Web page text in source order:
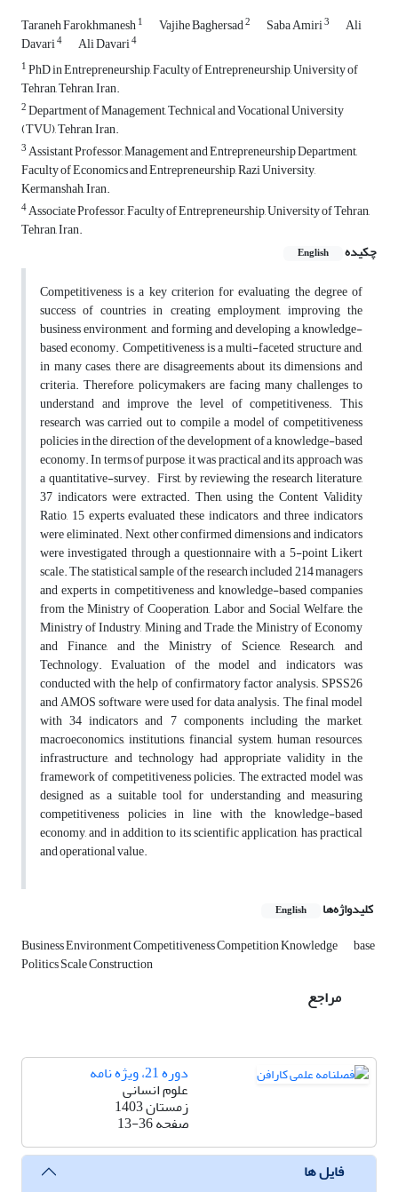
Taraneh Farokhmanesh1 Vajihe Baghersad2 Saba Amiri3 Ali
Davari4 Ali Davari4
1PhD in Entrepreneurship, Faculty of Entrepreneurship, University of
Tehran, Tehran, Iran.
2Department of Management, Technical and Vocational University
(TVU), Tehran, Iran.
3Assistant Professor, Management and Entrepreneurship Department,
Faculty of Economics and Entrepreneurship, Razi University,
Kermanshah, Iran.
4Associate Professor, Faculty of Entrepreneurship, University of Tehran,
Tehran, Iran.
چکیده
English
Competitiveness is a key criterion for evaluating the degree of
success of countries in creating employment, improving the
business environment, and forming and developing a knowledge-
based economy. Competitiveness is a multi-faceted structure and,
in many cases, there are disagreements about its dimensions and
criteria. Therefore, policymakers are facing many challenges to
understand and improve the level of competitiveness. This
research was carried out to compile a model of competitiveness
policies in the direction of the development of a knowledge-based
economy. In terms of purpose, it was practical and its approach was
a quantitative-survey. First, by reviewing the research literature,
37 indicators were extracted. Then, using the Content Validity
Ratio, 15 experts evaluated these indicators, and three indicators
were eliminated. Next, other confirmed dimensions and indicators
were investigated through a questionnaire with a 5-point Likert
scale. The statistical sample of the research included 214 managers
and experts in competitiveness and knowledge-based companies
from the Ministry of Cooperation, Labor and Social Welfare, the
Ministry of Industry, Mining and Trade, the Ministry of Economy
and Finance, and the Ministry of Science, Research, and
Technology. Evaluation of the model and indicators was
conducted with the help of confirmatory factor analysis. SPSS26
and AMOS software were used for data analysis. The final model
with 34 indicators and 7 components including the market,
macroeconomics, institutions, financial system, human resources,
infrastructure, and technology had appropriate validity in the
framework of competitiveness policies. The extracted model was
designed as a suitable tool for understanding and measuring
competitiveness policies in line with the knowledge-based
economy, and in addition to its scientific application, has practical
and operational value.
کلیدواژه‌ها English
Business Environment Competitiveness Competition Knowledge base
Politics Scale Construction
مراجع
دوره 21، ویژه نامه
علوم انسانی
زمستان 1403
صفحه13-36
فایل ها